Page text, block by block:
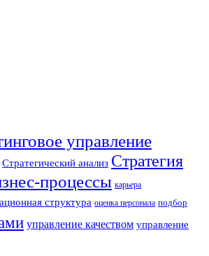
управление
Стратегический анализ Стратегия
процессы карьера
структура оценка персонала подбор
управление качеством управление